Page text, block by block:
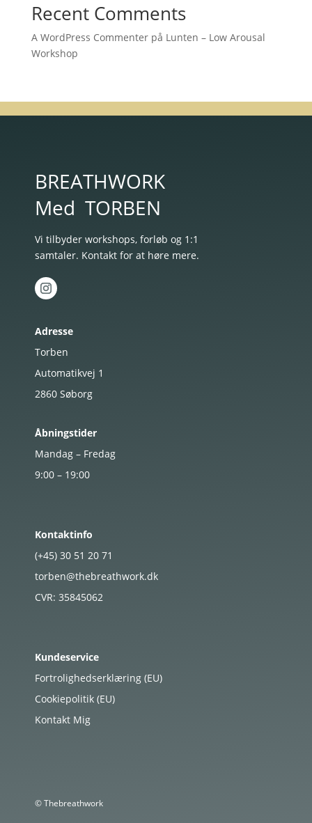
Recent Comments
A WordPress Commenterpå Lunten – Low Arousal
Workshop
BREATHWORK
Med TORBEN
Vi tilbyder workshops, forløb og 1:1
samtaler. Kontakt for at høre mere.
Adresse
Torben
Automatikvej 1
2860 Søborg
Åbningstider
Mandag – Fredag
9:00 – 19:00
Kontaktinfo
(+45) 30 51 20 71
torben@thebreathwork.dk
CVR: 35845062
Kundeservice
Fortrolighedserklæring (EU)
Cookiepolitik (EU)
Kontakt Mig
© Thebreathwork